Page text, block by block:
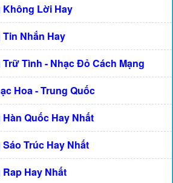
Không Lời Hay
Nhắn Hay
Tình - Nhạc Đỏ Cách Mạng
Hoa - Trung Quốc
Quốc Hay Nhất
Trúc Hay Nhất
Hay Nhất